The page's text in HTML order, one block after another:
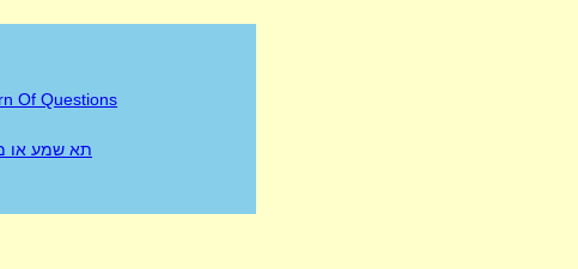
Of Questions
תא שמע או